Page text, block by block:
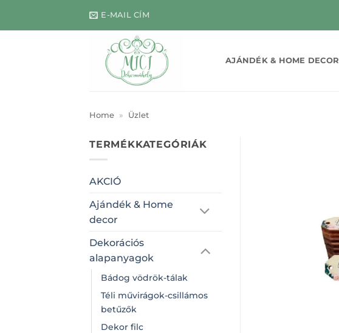
E-MAIL CÍM
AJÁNDÉK & HOME DECOR
Home » Üzlet
TERMÉKKATEGÓRIÁK
AKCIÓ
Ajándék & Home
decor
Dekorációs
alapanyagok
Bádog vödrök-tálak
Téli művirágok-csillámos
betűzők
Dekor filc